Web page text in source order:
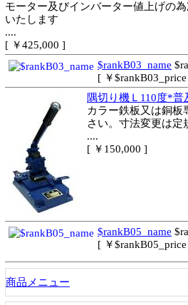
モーター及びインバーター値上げの
いたします
....
[ ￥425,000 ]
$rankB03_name
[ ￥
隅切り機Ｌ110度*普
カラー鉄板又は銅板
さい。寸法変更は定
....
[ ￥150,000 ]
$rankB05_name
[ ￥
商品メニュー